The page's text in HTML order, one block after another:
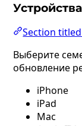
Устройства
Section titled
Выберите
обновление
iPhone
iPad
Mac